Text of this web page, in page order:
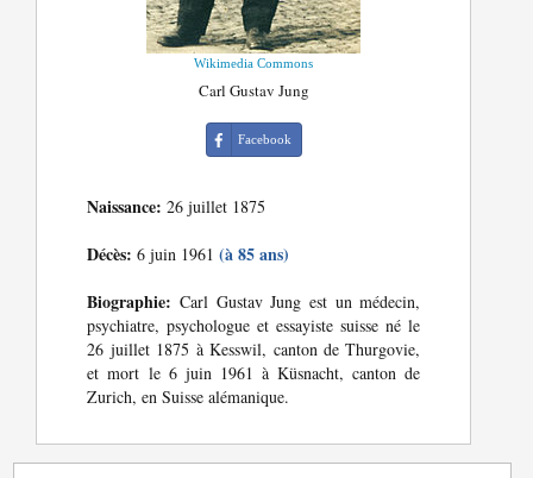
Wikimedia Commons
Carl Gustav Jung
Facebook
Naissance: 26 juillet 1875
Décès: 6 juin 1961(à 85 ans)
Biographie: Carl Gustav Jung est un médecin,
psychiatre, psychologue et essayiste suisse né le
26 juillet 1875 à Kesswil, canton de Thurgovie,
et mort le 6 juin 1961 à Küsnacht, canton de
Zurich, en Suisse alémanique.